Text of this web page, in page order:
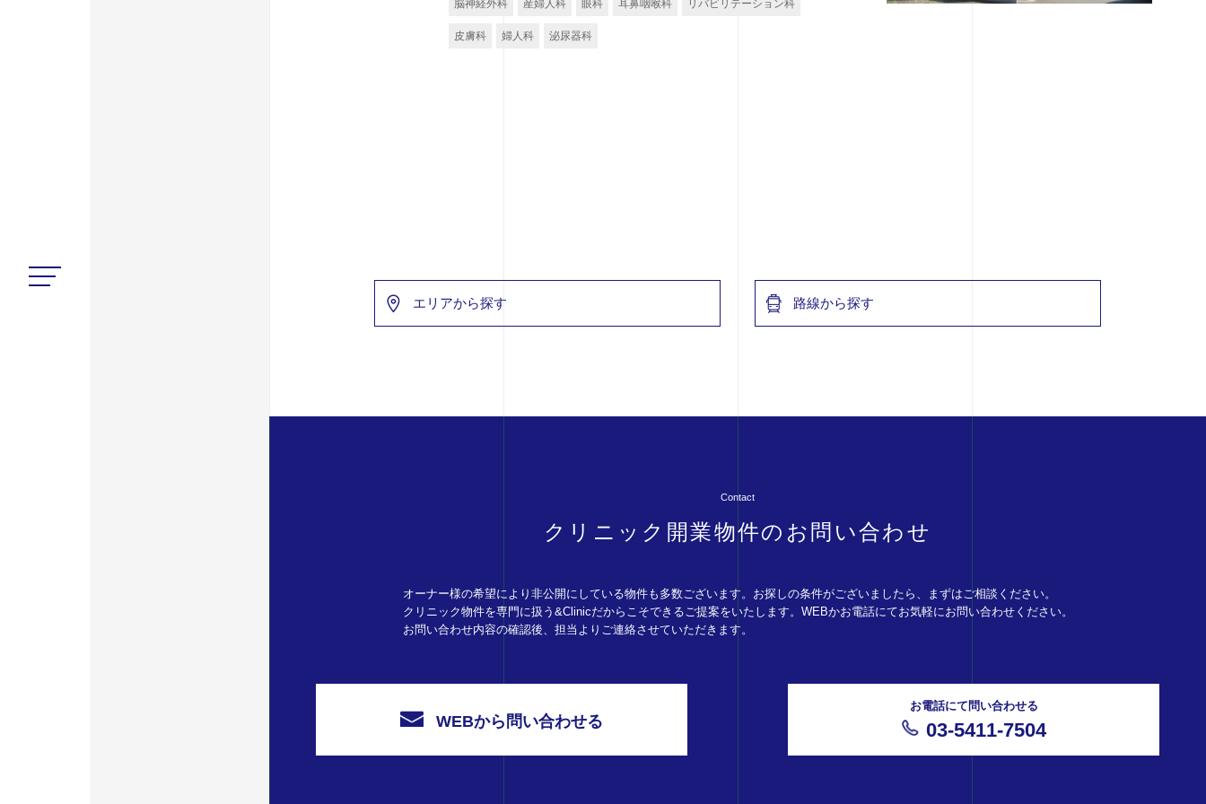
脳神経外科 産婦人科 眼科 耳鼻咽喉科 リバビリテーション科
皮膚科 婦人科 泌尿器科
エリアから探す 路線から探す
Contact
クリニック開業物件のお問い合わせ
オーナー様の希望により非公開にしている物件も多数ございます。お探しの条件がございましたら、まずはご相談ください。
クリニック物件を専門に扱う&Clinicだからこそできるご提案をいたします。WEBかお電話にてお気軽にお問い合わせください。
お問い合わせ内容の確認後、担当よりご連絡させていただきます。
WEBから問い合わせる
お電話にて問い合わせる
03-5411-7504